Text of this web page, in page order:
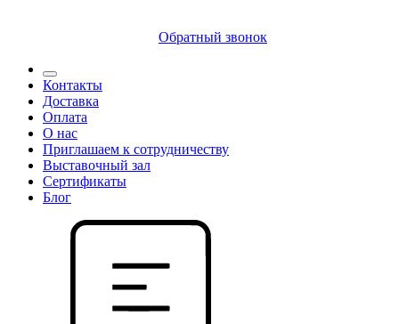
Обратный звонок
Контакты
Доставка
Оплата
О нас
Приглашаем к сотрудничеству
Выставочный зал
Сертификаты
Блог